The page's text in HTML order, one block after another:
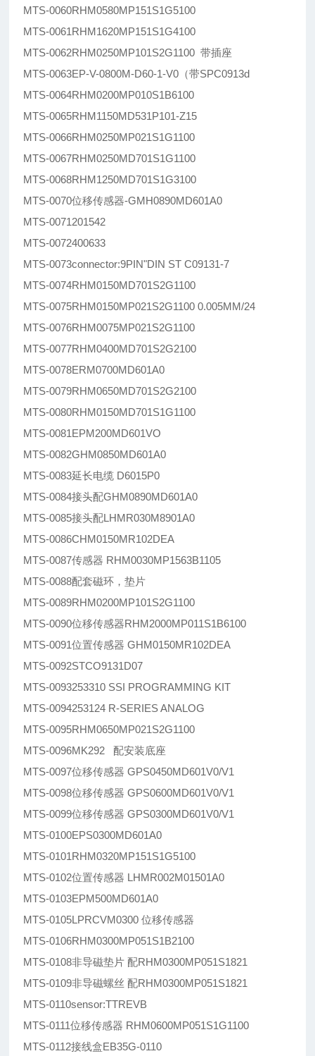
MTS-0060RHM0580MP151S1G5100
MTS-0061RHM1620MP151S1G4100
MTS-0062RHM0250MP101S2G1100 带插座
MTS-0063EP-V-0800M-D60-1-V0（带SPC0913d
MTS-0064RHM0200MP010S1B6100
MTS-0065RHM1150MD531P101-Z15
MTS-0066RHM0250MP021S1G1100
MTS-0067RHM0250MD701S1G1100
MTS-0068RHM1250MD701S1G3100
MTS-0070位移传感器-GMH0890MD601A0
MTS-0071201542
MTS-0072400633
MTS-0073connector:9PIN"DIN ST C09131-7
MTS-0074RHM0150MD701S2G1100
MTS-0075RHM0150MP021S2G1100 0.005MM/24
MTS-0076RHM0075MP021S2G1100
MTS-0077RHM0400MD701S2G2100
MTS-0078ERM0700MD601A0
MTS-0079RHM0650MD701S2G2100
MTS-0080RHM0150MD701S1G1100
MTS-0081EPM200MD601VO
MTS-0082GHM0850MD601A0
MTS-0083延长电缆 D6015P0
MTS-0084接头配GHM0890MD601A0
MTS-0085接头配LHMR030M8901A0
MTS-0086CHM0150MR102DEA
MTS-0087传感器 RHM0030MP1563B1105
MTS-0088配套磁环，垫片
MTS-0089RHM0200MP101S2G1100
MTS-0090位移传感器RHM2000MP011S1B6100
MTS-0091位置传感器 GHM0150MR102DEA
MTS-0092STCO9131D07
MTS-0093253310 SSI PROGRAMMING KIT
MTS-0094253124 R-SERIES ANALOG
MTS-0095RHM0650MP021S2G1100
MTS-0096MK292 配安装底座
MTS-0097位移传感器 GPS0450MD601V0/V1
MTS-0098位移传感器 GPS0600MD601V0/V1
MTS-0099位移传感器 GPS0300MD601V0/V1
MTS-0100EPS0300MD601A0
MTS-0101RHM0320MP151S1G5100
MTS-0102位置传感器 LHMR002M01501A0
MTS-0103EPM500MD601A0
MTS-0105LPRCVM0300 位移传感器
MTS-0106RHM0300MP051S1B2100
MTS-0108非导磁垫片 配RHM0300MP051S1821
MTS-0109非导磁螺丝 配RHM0300MP051S1821
MTS-0110sensor:TTREVB
MTS-0111位移传感器 RHM0600MP051S1G1100
MTS-0112接线盒EB35G-0110